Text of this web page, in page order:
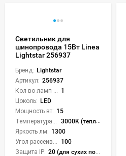
Светильник для
шинопровода 15Вт Linea
Lightstar 256937
Бренд: Lightstar
Артикул: 256937
1
Цоколь: LED
Мощность вт: 15
3000K (теплый)
Яркость лм: 1300
100
Защита IP: 20 (для сухих пом.)